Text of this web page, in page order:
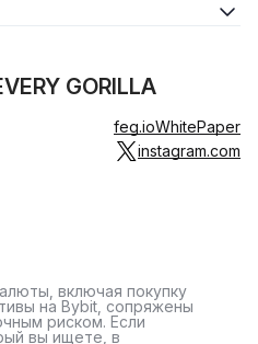
GORILLA
feg.ioWhitePaper
instagram.com
включая покупку
на Bybit, сопряжены
риском. Если
вы ищете, в